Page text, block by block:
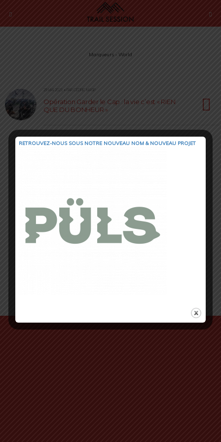
Marqueurs › World
29 MAI 2021 • PAR CÉDRIC MASIP
Opération Garder le Cap : la vie c’est « RIEN
QUE DU BONHEUR »
RETROUVEZ-NOUS SOUS NOTRE NOUVEAU NOM & NOUVEAU PROJET